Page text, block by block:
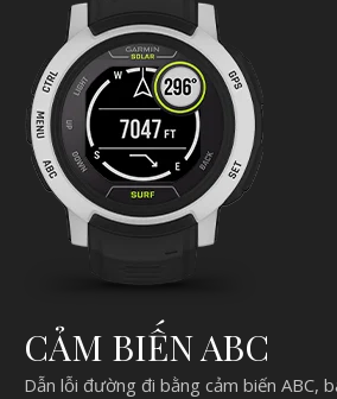
CẢM BIẾN ABC
Dẫn lỗi đường đi bằng cảm biến ABC,